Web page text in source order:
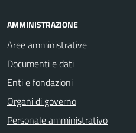
AMMINISTRAZIONE
Aree amministrative
Documenti e dati
Enti e fondazioni
Organi di governo
Personale amministrativo